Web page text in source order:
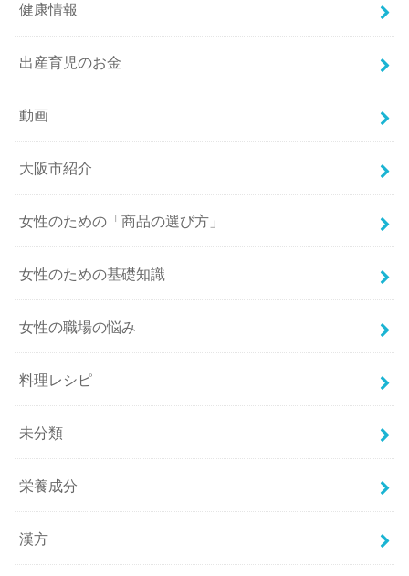
健康情報
出産育児のお金
動画
大阪市紹介
女性のための「商品の選び方」
女性のための基礎知識
女性の職場の悩み
料理レシピ
未分類
栄養成分
漢方